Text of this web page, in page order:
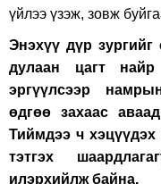
үйлээ үзэж, зовж
Энэхүү дүр
дулаан цагт
эргүүлсээр
өдгөө захаас
Тиймдээ ч
тэтгэх
илэрхийлж байна.